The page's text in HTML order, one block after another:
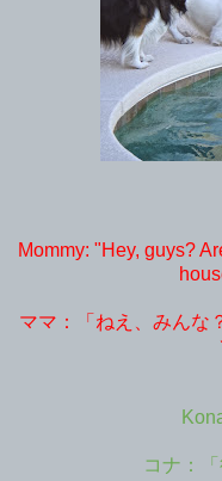
Mommy: "Hey, guys?
ママ：「ねえ、みんな
コナ：